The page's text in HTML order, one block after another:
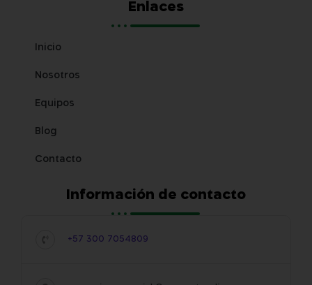
Enlaces
Inicio
Nosotros
Equipos
Blog
Contacto
Información de contacto
+57 300 7054809